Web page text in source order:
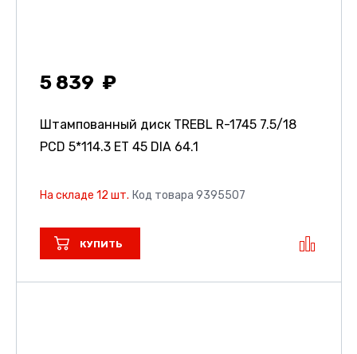
5 839
Штампованный диск TREBL R-1745 7.5/18
PCD 5*114.3 ET 45 DIA 64.1
На складе 12 шт. Код товара 9395507
КУПИТЬ